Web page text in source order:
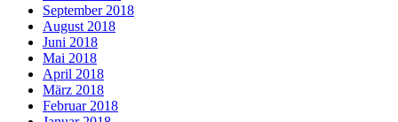
September 2018
August 2018
Juni 2018
Mai 2018
April 2018
März 2018
Februar 2018